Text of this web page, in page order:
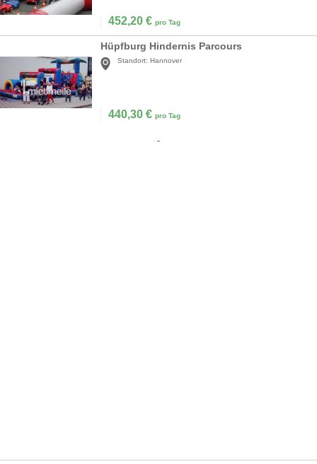
452,20 € pro Tag
Hüpfburg Hindernis Parcours
Standort: Hannover
440,30 € pro Tag